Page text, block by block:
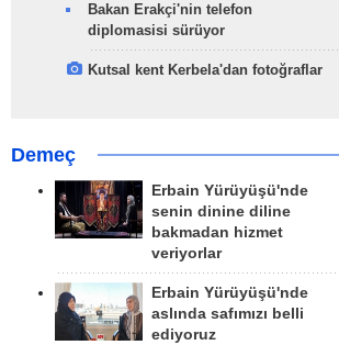
Bakan Erakçi'nin telefon
diplomasisi sürüyor
Kutsal kent Kerbela'dan fotoğraflar
Demeç
Erbain Yürüyüşü'nde
senin dinine diline
bakmadan hizmet
veriyorlar
Erbain Yürüyüşü'nde
aslında safımızı belli
ediyoruz